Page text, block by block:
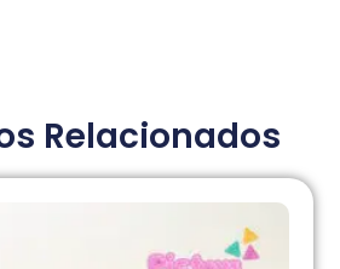
Relacionados